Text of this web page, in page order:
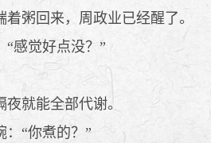
粥回来，周政业已经醒了。
感觉好点没？”
就能全部代谢。
“你煮的？”